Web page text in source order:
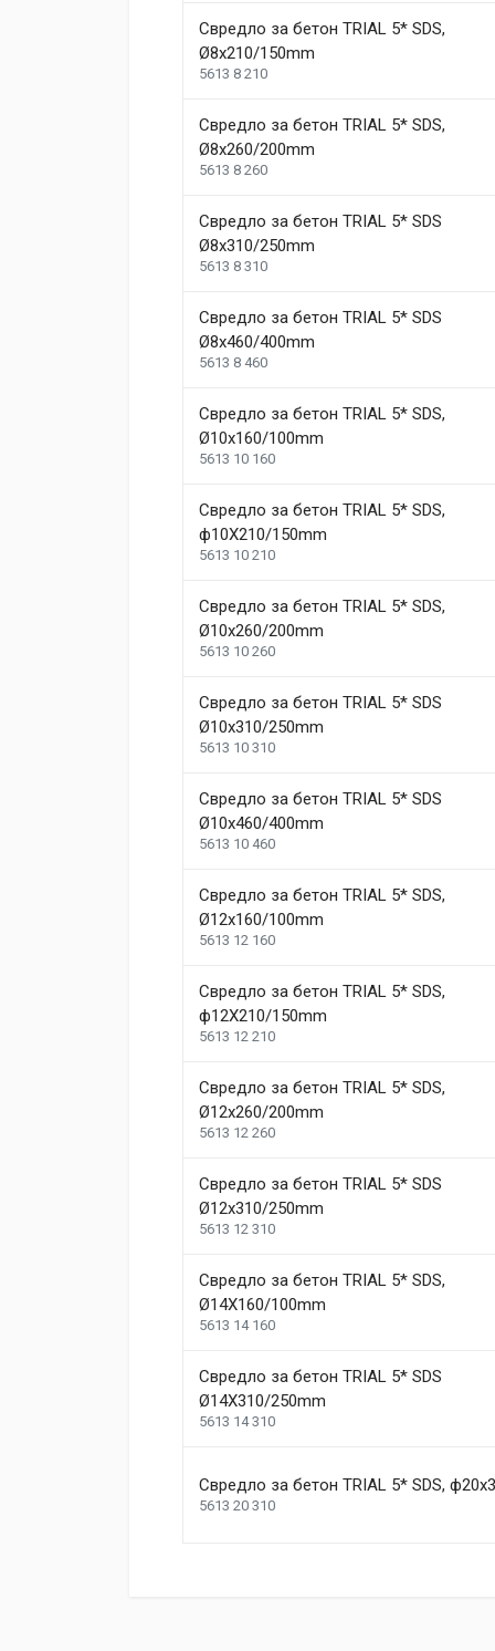
Свредло за бетон TRIAL 5* SDS,
Ø8x210/150mm
5613 8 210
Свредло за бетон TRIAL 5* SDS,
Ø8x260/200mm
5613 8 260
Свредло за бетон TRIAL 5* SDS
Ø8x310/250mm
5613 8 310
Свредло за бетон TRIAL 5* SDS
Ø8x460/400mm
5613 8 460
Свредло за бетон TRIAL 5* SDS,
Ø10x160/100mm
5613 10 160
Свредло за бетон TRIAL 5* SDS,
ф10X210/150mm
5613 10 210
Свредло за бетон TRIAL 5* SDS,
Ø10х260/200mm
5613 10 260
Свредло за бетон TRIAL 5* SDS
Ø10x310/250mm
5613 10 310
Свредло за бетон TRIAL 5* SDS
Ø10x460/400mm
5613 10 460
Свредло за бетон TRIAL 5* SDS,
Ø12x160/100mm
5613 12 160
Свредло за бетон TRIAL 5* SDS,
ф12X210/150mm
5613 12 210
Свредло за бетон TRIAL 5* SDS,
Ø12х260/200mm
5613 12 260
Свредло за бетон TRIAL 5* SDS
Ø12x310/250mm
5613 12 310
Свредло за бетон TRIAL 5* SDS,
Ø14X160/100mm
5613 14 160
Свредло за бетон TRIAL 5* SDS
Ø14X310/250mm
5613 14 310
Свредло за бетон TRIAL 5* SDS,
5613 20 310